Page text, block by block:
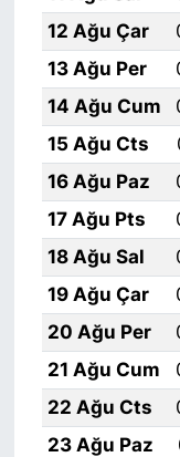
12 Ağu Çar
13 Ağu Per
14 Ağu Cum
15 Ağu Cts
16 Ağu Paz
17 Ağu Pts
18 Ağu Sal
19 Ağu Çar
20 Ağu Per
21 Ağu Cum
22 Ağu Cts
23 Ağu Paz